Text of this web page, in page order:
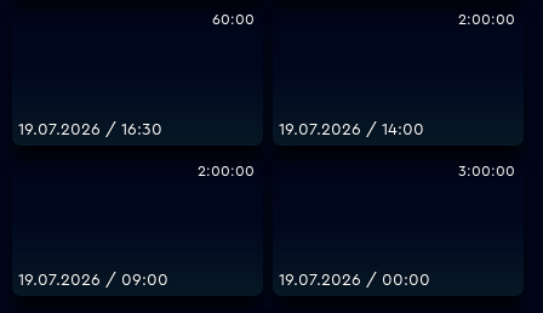
60:00
19.07.2026 / 16:30
2:00:00
19.07.2026 / 14:00
2:00:00
19.07.2026 / 09:00
3:00:00
19.07.2026 / 00:00